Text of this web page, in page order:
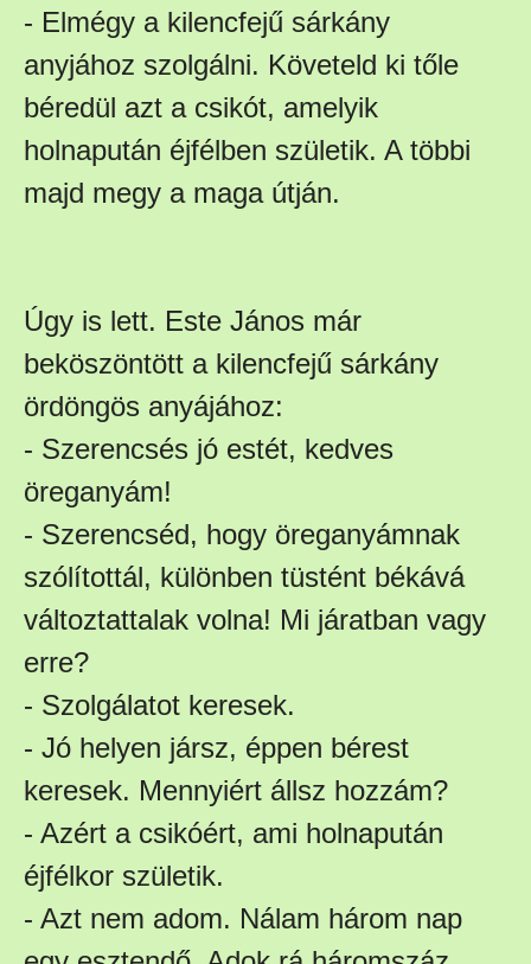
- Elmégy a kilencfejű sárkány
anyjához szolgálni. Követeld ki tőle
béredül azt a csikót, amelyik
holnapután éjfélben születik. A többi
majd megy a maga útján.
Úgy is lett. Este János már
beköszöntött a kilencfejű sárkány
ördöngös anyájához:
- Szerencsés jó estét, kedves
öreganyám!
- Szerencséd, hogy öreganyámnak
szólítottál, különben tüstént békává
változtattalak volna! Mi járatban vagy
erre?
- Szolgálatot keresek.
- Jó helyen jársz, éppen bérest
keresek. Mennyiért állsz hozzám?
- Azért a csikóért, ami holnapután
éjfélkor születik.
- Azt nem adom. Nálam három nap